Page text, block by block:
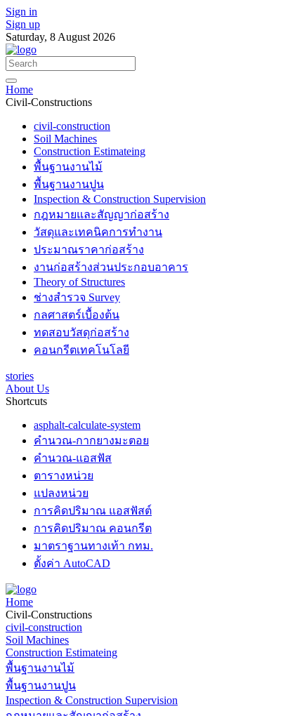
Sign in
Sign up
Saturday, 8 August 2026
Home
Civil-Constructions
civil-construction
Soil Machines
Construction Estimateing
พื้นฐานงานไม้
พื้นฐานงานปูน
Inspection & Construction Supervision
กฎหมายและสัญญาก่อสร้าง
วัสดุและเทคนิคการทำงาน
ประมาณราคาก่อสร้าง
งานก่อสร้างส่วนประกอบอาคาร
Theory of Structures
ช่างสำรวจ Survey
กลศาสตร์เบื้องต้น
ทดสอบวัสดุก่อสร้าง
คอนกรีตเทคโนโลยี
stories
About Us
Shortcuts
asphalt-calculate-system
คำนวณ-กากยางมะตอย
คำนวณ-แอสฟัส
ตารางหน่วย
แปลงหน่วย
การคิดปริมาณ แอสฟัสต์
การคิดปริมาณ คอนกรีต
มาตราฐานทางเท้า กทม.
ตั้งค่า AutoCAD
Home
Civil-Constructions
civil-construction
Soil Machines
Construction Estimateing
พื้นฐานงานไม้
พื้นฐานงานปูน
Inspection & Construction Supervision